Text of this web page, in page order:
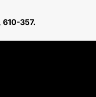
610-357.